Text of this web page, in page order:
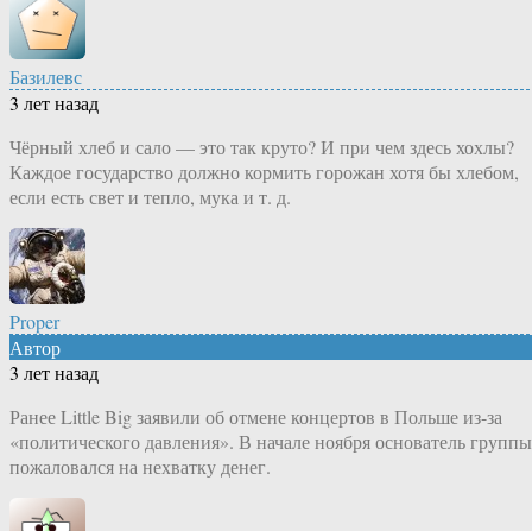
Базилевс
3 лет назад
Чёрный хлеб и сало — это так круто? И при чем здесь хохлы?
Каждое государство должно кормить горожан хотя бы хлебом,
если есть свет и тепло, мука и т. д.
Proper
Автор
3 лет назад
Ранее Little Big заявили об отмене концертов в Польше из-за
«политического давления». В начале ноября основатель группы
пожаловался на нехватку денег.